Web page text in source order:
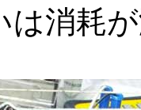
は消耗